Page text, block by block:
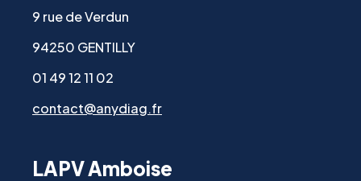
9 rue de Verdun
94250 GENTILLY
01 49 12 11 02
contact@anydiag.fr
LAPV Amboise